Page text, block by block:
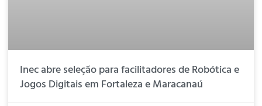
Inec abre seleção para facilitadores de Robótica e
Jogos Digitais em Fortaleza e Maracanaú